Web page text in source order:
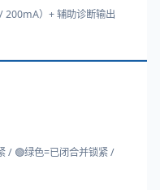
200mA）+ 辅助诊断输出
/ 🟢绿色=已闭合并锁紧 /